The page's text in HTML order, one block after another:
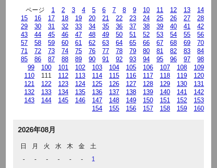
ページ
1 2 3 4 5 6 7 8 9 10 11 12 13
14
15
16 17 18 19 20 21 22 23 24 25 26 27
28
29
30 31 32 33 34 35 36 37 38 39 40 41
42
43
44 45 46 47 48 49 50 51 52 53 54 55
56
57
58 59 60 61 62 63 64 65 66 67 68 69
70
71
72 73 74 75 76 77 78 79 80 81 82 83
84
85
86 87 88 89 90 91 92 93 94 95 96 97
98
99
100 101 102 103 104 105 106 107 108
109
110
111 112 113 114 115 116 117 118 119
120
121
122 123 124 125 126 127 128 129 130
131
132
133 134 135 136 137 138 139 140 141
142
143
144 145 146 147 148 149 150 151 152
153
154
155 156 157 158 159 160
2026年08月
日 月 火 水 木 金
土
-
- - - - -
1